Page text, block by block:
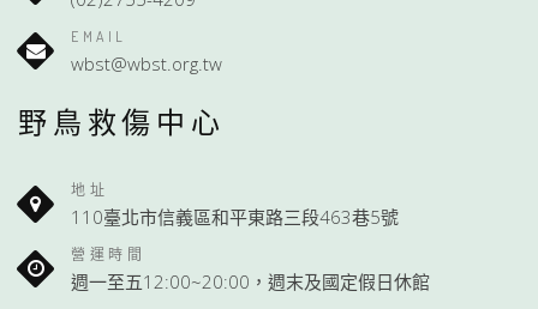
EMAIL
wbst@wbst.org.tw
野鳥救傷中心
地址
110臺北市信義區和平東路三段463巷5號
營運時間
週一至五12:00~20:00，週末及國定假日休館